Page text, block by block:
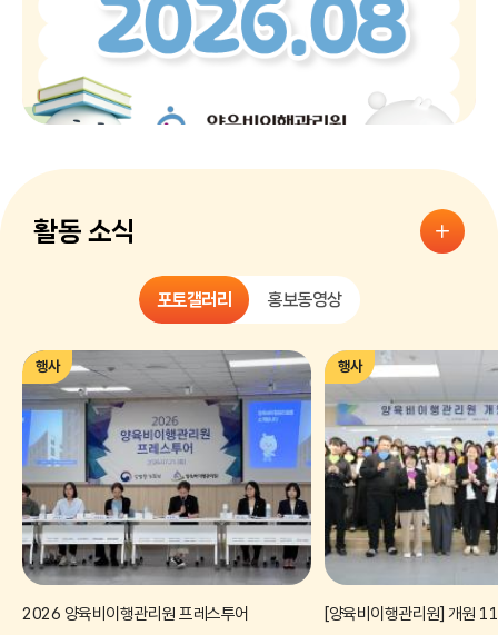
활동 소식
포토갤러리 홍보동영상
행사
2026 양육비이행관리원 프레스투어
행사